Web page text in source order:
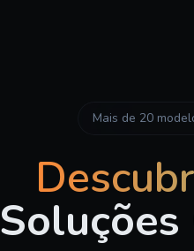
Mais de 20
Soluções